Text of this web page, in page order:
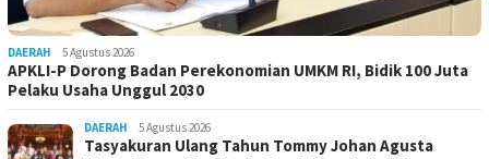
DAERAH 5 Agustus 2026
APKLI-P Dorong Badan Perekonomian UMKM RI, Bidik 100 Juta
Pelaku Usaha Unggul 2030
DAERAH 5 Agustus 2026
Tasyakuran Ulang Tahun Tommy Johan Agusta